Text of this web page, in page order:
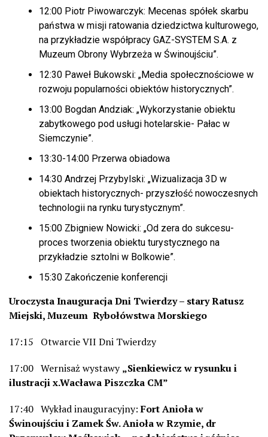
12:00 Piotr Piwowarczyk: Mecenas spółek skarbu
państwa w misji ratowania dziedzictwa kulturowego,
na przykładzie współpracy GAZ-SYSTEM S.A. z
Muzeum Obrony Wybrzeża w Świnoujściu”.
12:30 Paweł Bukowski: „Media społecznościowe w
rozwoju popularności obiektów historycznych”.
13:00 Bogdan Andziak: „Wykorzystanie obiektu
zabytkowego pod usługi hotelarskie- Pałac w
Siemczynie”.
13:30-14:00 Przerwa obiadowa
14:30 Andrzej Przybylski: „Wizualizacja 3D w
obiektach historycznych- przyszłość nowoczesnych
technologii na rynku turystycznym”.
15:00 Zbigniew Nowicki: „Od zera do sukcesu-
proces tworzenia obiektu turystycznego na
przykładzie sztolni w Bolkowie”.
15:30 Zakończenie konferencji
UroczystaInauguracja Dni Twierdzy – stary Ratusz
Miejski, Muzeum Rybołówstwa Morskiego
17:15 Otwarcie VII Dni Twierdzy
17:00 Wernisaż wystawy„Sienkiewicz w rysunku i
ilustracji x.Wacława Piszczka CM”
17:40 Wykład inauguracyjny:Fort Anioła w
Świnoujściu i Zamek Św. Anioła w Rzymie, dr